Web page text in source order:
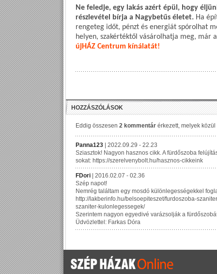
Ne feledje, egy lakás azért épül, hogy
részlevétel bírja a Nagybetűs életet. Ha
rengeteg időt, pénzt és energiát spórolhat
helyen, szakértéktől vásárolhatja meg, már
újHÁZ Centrum kínálatát!